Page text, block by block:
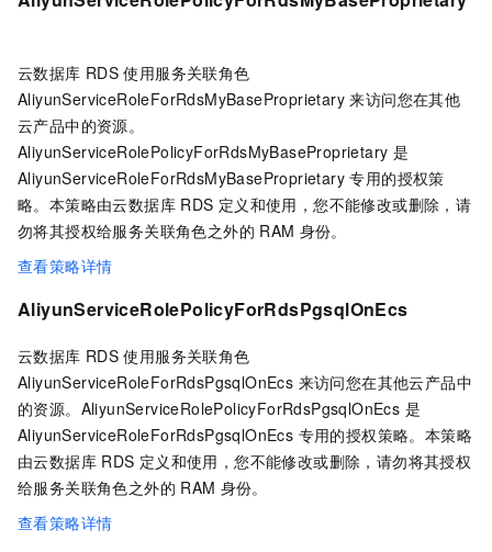
云数据库 RDS 使用服务关联角色
AliyunServiceRoleForRdsMyBaseProprietary 来访问您在其他
云产品中的资源。
AliyunServiceRolePolicyForRdsMyBaseProprietary 是
AliyunServiceRoleForRdsMyBaseProprietary 专用的授权策
略。本策略由云数据库 RDS 定义和使用，您不能修改或删除，请
勿将其授权给服务关联角色之外的 RAM 身份。
查看策略详情
AliyunServiceRolePolicyForRdsPgsqlOnEcs
云数据库 RDS 使用服务关联角色
AliyunServiceRoleForRdsPgsqlOnEcs 来访问您在其他云产品中
的资源。AliyunServiceRolePolicyForRdsPgsqlOnEcs 是
AliyunServiceRoleForRdsPgsqlOnEcs 专用的授权策略。本策略
由云数据库 RDS 定义和使用，您不能修改或删除，请勿将其授权
给服务关联角色之外的 RAM 身份。
查看策略详情